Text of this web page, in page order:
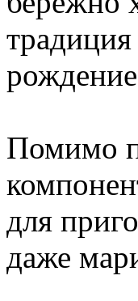
Помимо
для
даже